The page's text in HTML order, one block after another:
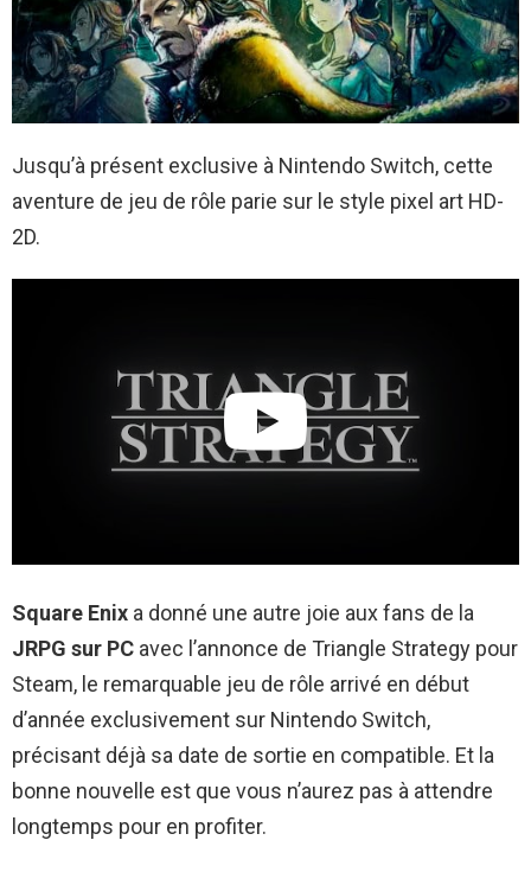
Jusqu’à présent exclusive à Nintendo Switch, cette
aventure de jeu de rôle parie sur le style pixel art HD-
2D.
Square Enix a donné une autre joie aux fans de la
JRPG sur PC avec l’annonce de Triangle Strategy pour
Steam, le remarquable jeu de rôle arrivé en début
d’année exclusivement sur Nintendo Switch,
précisant déjà sa date de sortie en compatible. Et la
bonne nouvelle est que vous n’aurez pas à attendre
longtemps pour en profiter.